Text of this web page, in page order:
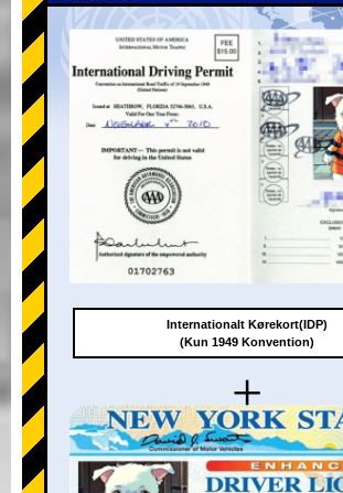
+
Internationalt Kørekort(IDP)
(Kun 1949 Konvention)